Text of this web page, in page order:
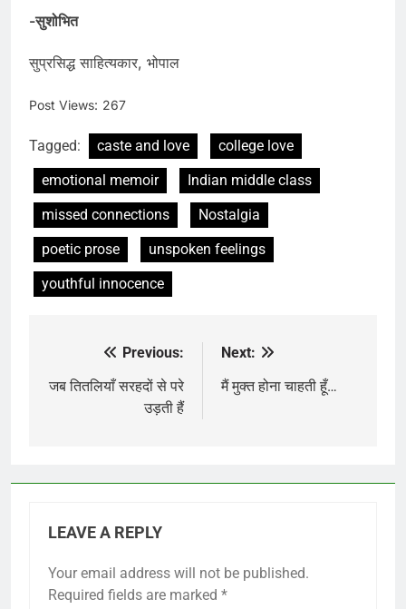
-सुशोभित
सुप्रसिद्ध साहित्यकार, भोपाल
Post Views: 267
Tagged: caste and love
college love
emotional memoir
Indian middle class
missed connections
Nostalgia
poetic prose
unspoken feelings
youthful innocence
navigation
Previous:
जब तितलियाँ सरहदों से परे
उड़ती हैं
Next:
मैं मुक्त होना चाहती हूँ…
LEAVE A REPLY
Your email address will not be published.
Required fields are marked *